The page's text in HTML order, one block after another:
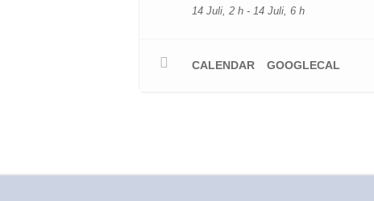
14 Juli, 2 h - 14 Juli, 6 h
CALENDAR GOOGLECAL